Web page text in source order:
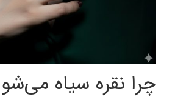
چرا نقره سیاه